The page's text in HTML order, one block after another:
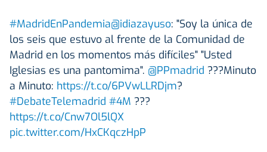
#MadridEnPandemia@idiazayuso: "Soy la única de
los seis que estuvo al frente de la Comunidad de
Madrid en los momentos más difíciles" "Usted
Iglesias es una pantomima". @PPmadrid ???Minuto
a Minuto: https://t.co/6PVwLLRDjm?
#DebateTelemadrid #4M ???
https://t.co/Cnw7Ol5lQX
pic.twitter.com/HxCKqczHpP